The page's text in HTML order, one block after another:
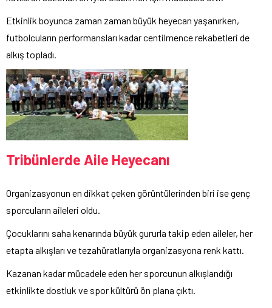
Etkinlik boyunca zaman zaman büyük heyecan yaşanırken,
futbolcuların performansları kadar centilmence rekabetleri de
alkış topladı.
Tribünlerde Aile Heyecanı
Organizasyonun en dikkat çeken görüntülerinden biri ise genç
sporcuların aileleri oldu.
Çocuklarını saha kenarında büyük gururla takip eden aileler, her
etapta alkışları ve tezahüratlarıyla organizasyona renk kattı.
Kazanan kadar mücadele eden her sporcunun alkışlandığı
etkinlikte dostluk ve spor kültürü ön plana çıktı.